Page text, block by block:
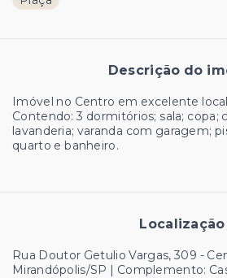
Descrição do
Imóvel no Centro em excelente
Contendo: 3 dormitórios; sala; copa;
lavanderia; varanda com garagem;
quarto e banheiro.
Localização
Rua Doutor Getulio Vargas, 309 -
Mirandópolis/SP | Complemento: